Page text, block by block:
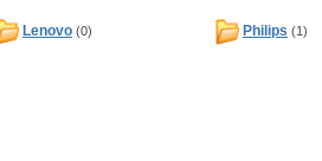
Lenovo (0) Philips (1)